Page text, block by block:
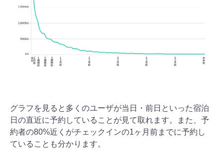
グラフを見ると多くのユーザが当日・前日といった宿泊
日の直近に予約していることが見て取れます。また、予
約者の80%近くがチェックインの1ヶ月前までに予約し
ていることも分かります。